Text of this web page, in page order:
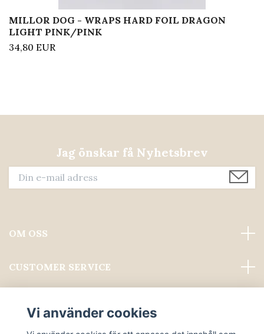
MILLOR DOG - WRAPS HARD FOIL DRAGON
LIGHT PINK/PINK
34,80 EUR
Jag önskar få Nyhetsbrev
OM OSS
CUSTOMER SERVICE
Vi använder cookies